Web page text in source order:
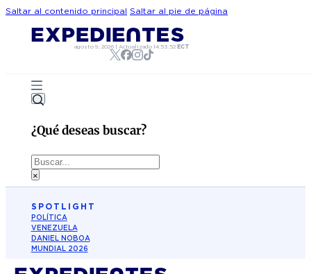
Saltar al contenido principal Saltar al pie de página
agosto 9, 2026 |Actualizado14:53:52 ECT
¿Qué deseas buscar?
Buscar
×
SPOTLIGHT
POLÍTICA
VENEZUELA
DANIEL NOBOA
MUNDIAL 2026